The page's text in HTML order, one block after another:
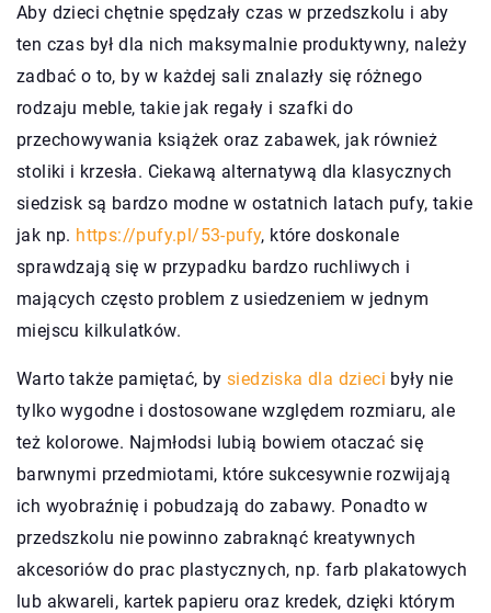
Aby dzieci chętnie spędzały czas w przedszkolu i aby
ten czas był dla nich maksymalnie produktywny, należy
zadbać o to, by w każdej sali znalazły się różnego
rodzaju meble, takie jak regały i szafki do
przechowywania książek oraz zabawek, jak również
stoliki i krzesła. Ciekawą alternatywą dla klasycznych
siedzisk są bardzo modne w ostatnich latach pufy, takie
jak np. https://pufy.pl/53-pufy, które doskonale
sprawdzają się w przypadku bardzo ruchliwych i
mających często problem z usiedzeniem w jednym
miejscu kilkulatków.
Warto także pamiętać, by siedziska dla dzieci były nie
tylko wygodne i dostosowane względem rozmiaru, ale
też kolorowe. Najmłodsi lubią bowiem otaczać się
barwnymi przedmiotami, które sukcesywnie rozwijają
ich wyobraźnię i pobudzają do zabawy. Ponadto w
przedszkolu nie powinno zabraknąć kreatywnych
akcesoriów do prac plastycznych, np. farb plakatowych
lub akwareli, kartek papieru oraz kredek, dzięki którym